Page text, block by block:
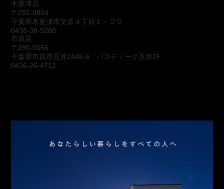
木更津店
〒292-0804
千葉県木更津市文京４丁目１－２０
0438-38-5280
市原店
〒290-0056
千葉県市原市五井2448-6 パスティーク五井1F
0436-26-4712